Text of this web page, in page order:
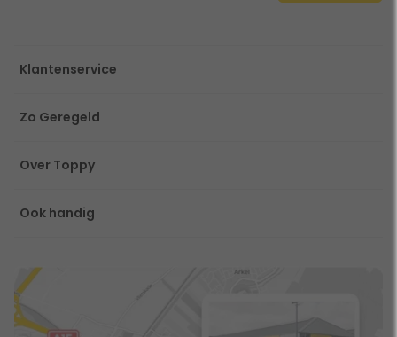
Klantenservice
Zo Geregeld
Over Toppy
Ook handig